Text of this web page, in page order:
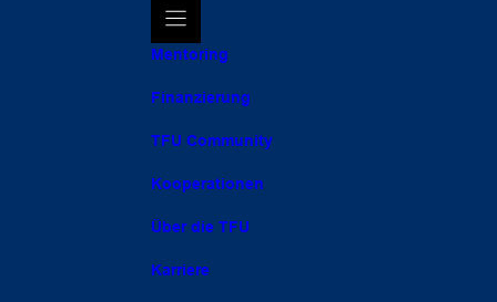
Mentoring
Finanzierung
TFU Community
Kooperationen
Über die TFU
Karriere